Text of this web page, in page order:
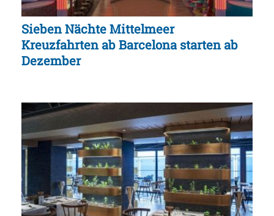
Sieben Nächte Mittelmeer
Kreuzfahrten ab Barcelona starten ab
Dezember